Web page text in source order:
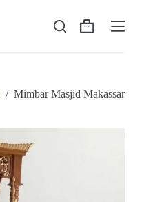
Shopping
/ Mimbar Masjid Makassar